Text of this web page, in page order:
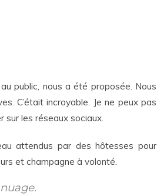
public, nous a été proposée. Nous
C’était incroyable. Je ne peux pas
les réseaux sociaux.
attendus par des hôtesses pour
et champagne à volonté.